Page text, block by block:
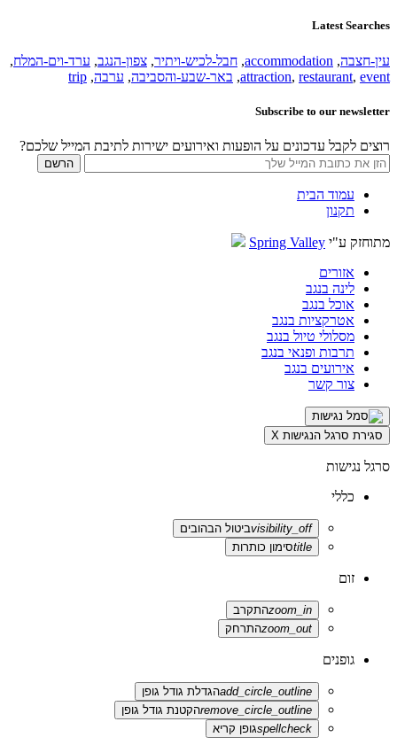
Latest Searches
עין-חצבה,
accommodation
, חבל-לכיש-ויתיר, צפון-הנגב, ערד-וים-המלח,
attraction, restaurant, event
, באר-שבע-והסביבה, ערבה,
trip
Subscribe to our newsletter
רוצים לקבל עדכונים על הופעות ואירועים ישירות לתיבת המייל שלכם?
עמוד הבית
תקנון
מתוחזק ע"י Spring Valley
אזורים
לינה בנגב
אוכל בנגב
אטרקציות בנגב
מסלולי טיול בנגב
תרבות ופנאי בנגב
אירועים בנגב
צור קשר
סגירת סרגל הנגישות X
סרגל נגישות
כללי
visibility_offביטול הבהובים
titleסימון כותרות
זום
zoom_inהתקרב
zoom_outהתרחק
גופנים
add_circle_outlineהגדלת גודל גופן
remove_circle_outlineהקטנת גודל גופן
spellcheckגופן קריא